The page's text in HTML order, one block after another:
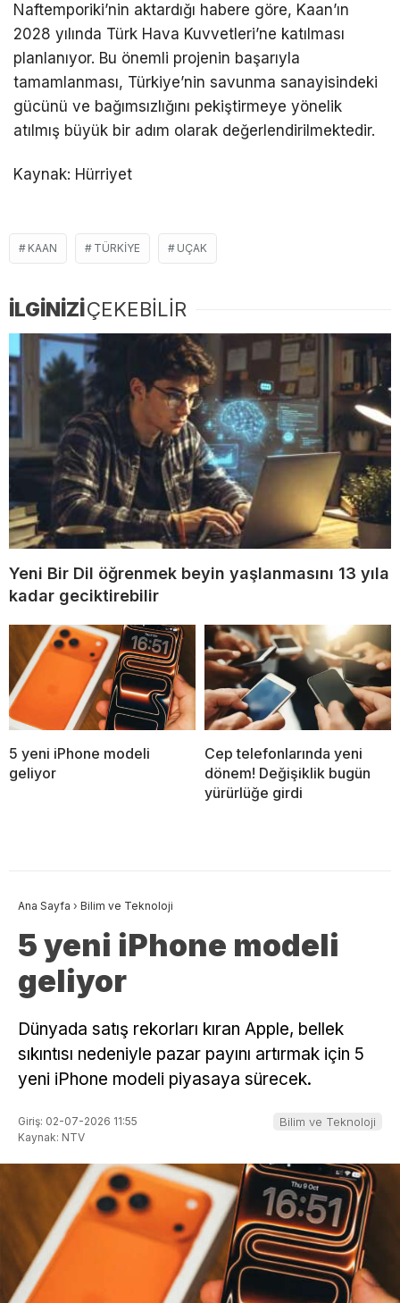
Naftemporiki’nin aktardığı habere göre, Kaan’ın
2028 yılında Türk Hava Kuvvetleri’ne katılması
planlanıyor. Bu önemli projenin başarıyla
tamamlanması, Türkiye’nin savunma sanayisindeki
gücünü ve bağımsızlığını pekiştirmeye yönelik
atılmış büyük bir adım olarak değerlendirilmektedir.
Kaynak: Hürriyet
KAAN TÜRKIYE UÇAK
İLGİNİZİÇEKEBİLİR
Yeni Bir Dil öğrenmek beyin yaşlanmasını 13 yıla
kadar geciktirebilir
5 yeni iPhone modeli
geliyor
Cep telefonlarında yeni
dönem! Değişiklik bugün
yürürlüğe girdi
Ana Sayfa › Bilim ve Teknoloji
5 yeni iPhone modeli
geliyor
Dünyada satış rekorları kıran Apple, bellek
sıkıntısı nedeniyle pazar payını artırmak için 5
yeni iPhone modeli piyasaya sürecek.
Giriş: 02-07-2026 11:55
Kaynak: NTV
Bilim ve Teknoloji